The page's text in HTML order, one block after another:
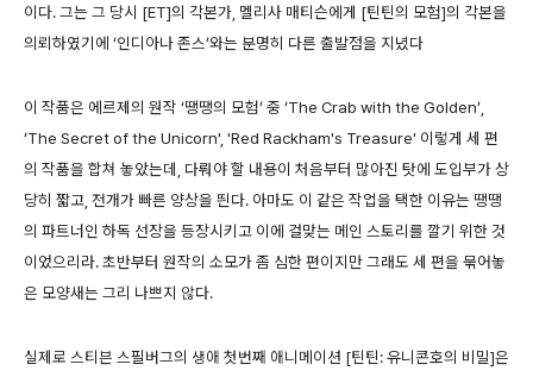
이다. 그는 그 당시 [ET]의 각본가, 멜리사 매티슨에게 [틴틴의 모험]의 각본을
의뢰하였기에 ‘인디아나 존스’와는 분명히 다른 출발점을 지녔다
이 작품은 에르제의 원작 ‘땡땡의 모험’ 중 ‘The Crab with the Golden’,
‘The Secret of the Unicorn', 'Red Rackham's Treasure' 이렇게 세 편
의 작품을 합쳐 놓았는데, 다뤄야 할 내용이 처음부터 많아진 탓에 도입부가 상
당히 짧고, 전개가 빠른 양상을 띈다. 아마도 이 같은 작업을 택한 이유는 땡땡
의 파트너인 하독 선장을 등장시키고 이에 걸맞는 메인 스토리를 깔기 위한 것
이었으리라. 초반부터 원작의 소모가 좀 심한 편이지만 그래도 세 편을 묶어놓
은 모양새는 그리 나쁘지 않다.
실제로 스티븐 스필버그의 생애 첫번째 애니메이션 [틴틴: 유니콘호의 비밀]은